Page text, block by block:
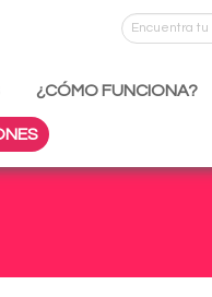
¿CÓMO FUNCIONA?